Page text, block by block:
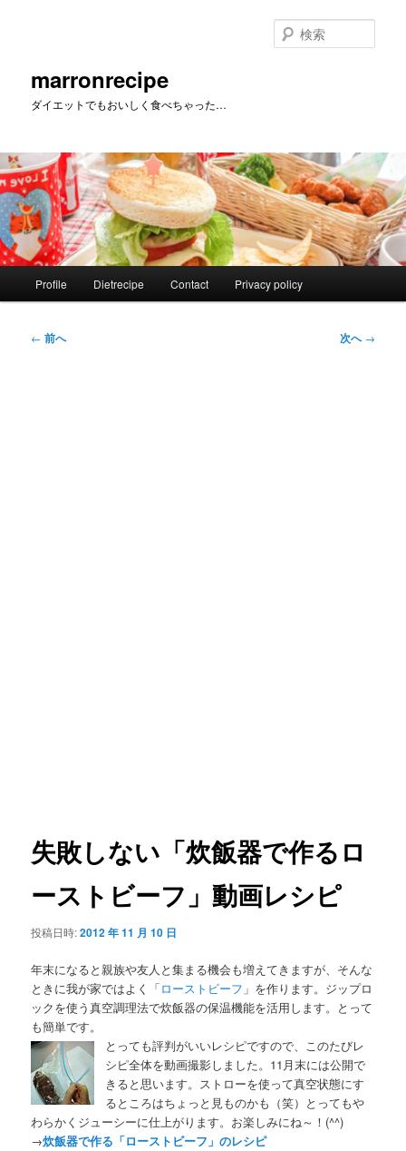
へ
移
動
marronrecipe
ダイエットでもおいしく食べちゃった…
索
Profile Dietrecipe Contact Privacy policy
投
← 前へ 次へ→
失敗しない「炊飯器で作るロ
ーストビーフ」動画レシピ
投稿日時:2012 年 11 月 10 日
年末になると親族や友人と集まる機会も増えてきますが、そんな
ときに我が家ではよく「ローストビーフ 」を作ります。ジップロ
ックを使う真空調理法で炊飯器の保温機能を活用します。とって
も簡単です。
とっても評判がいいレシピですので、このたびレ
シピ全体を動画撮影しました。11月末には公開で
きると思います。ストローを使って真空状態にす
るところはちょっと見ものかも（笑）とってもや
わらかくジューシーに仕上がります。お楽しみにね～！(^^)
→炊飯器で作る「ローストビーフ」のレシピ